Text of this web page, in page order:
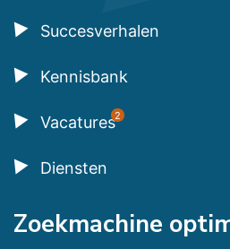
Succesverhalen
Kennisbank
Vacatures2
Diensten
Zoekmachine